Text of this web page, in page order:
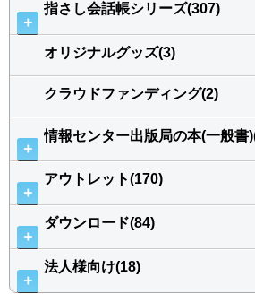
＋
指さし会話帳シリーズ(307)
オリジナルグッズ(3)
クラウドファンディング(2)
＋
情報センター出版局の本(一般書
＋
アウトレット(170)
＋
ダウンロード(84)
＋
法人様向け(18)